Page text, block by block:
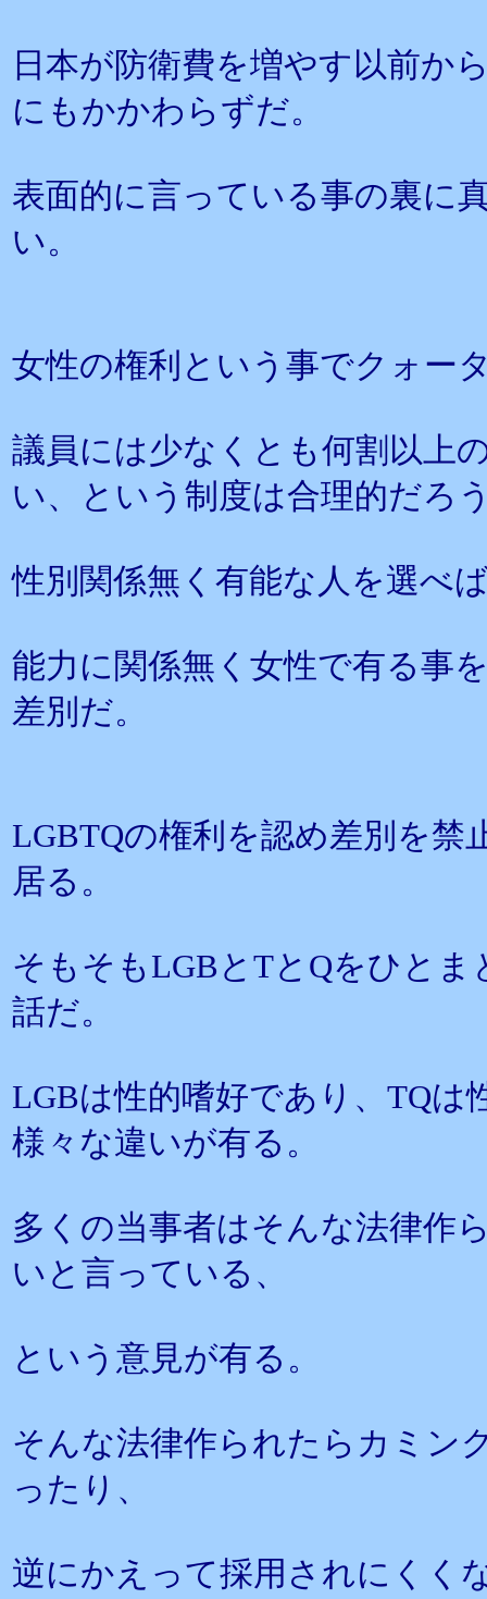
日本が防衛費を増やす以前か
にもかかわらずだ。
表面的に言っている事の裏に
い。
女性の権利という事でクォー
議員には少なくとも何割以上
い、という制度は合理的だろ
性別関係無く有能な人を選べ
能力に関係無く女性で有る事
差別だ。
LGBTQの権利を認め差別を禁
居る。
そもそもLGBとTとQをひと
話だ。
LGBは性的嗜好であり、TQは
様々な違いが有る。
多くの当事者はそんな法律作
いと言っている、
という意見が有る。
そんな法律作られたらカミン
ったり、
逆にかえって採用されにくく